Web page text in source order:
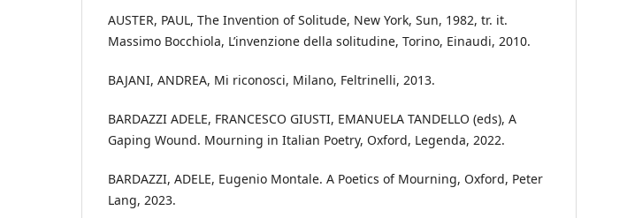
AUSTER, PAUL, The Invention of Solitude, New York, Sun, 1982, tr. it.
Massimo Bocchiola, L’invenzione della solitudine, Torino, Einaudi, 2010.
BAJANI, ANDREA, Mi riconosci, Milano, Feltrinelli, 2013.
BARDAZZI ADELE, FRANCESCO GIUSTI, EMANUELA TANDELLO (eds), A
Gaping Wound. Mourning in Italian Poetry, Oxford, Legenda, 2022.
BARDAZZI, ADELE, Eugenio Montale. A Poetics of Mourning, Oxford, Peter
Lang, 2023.